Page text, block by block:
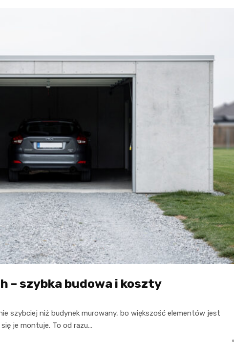
– szybka budowa i koszty
szybciej niż budynek murowany, bo większość elementów jest
je montuje. To od razu…